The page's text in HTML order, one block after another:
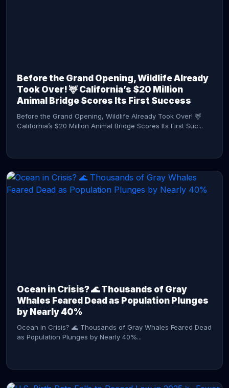
Before the Grand Opening, Wildlife Already
Took Over! 🦌 California’s $20 Million
Animal Bridge Scores Its First Success
Before the Grand Opening, Wildlife Already Took Over! 🦌
California’s $20 Million Animal Bridge Scores Its First Suc...
Ocean in Crisis? 🌊 Thousands of Gray
Whales Feared Dead as Population Plunges
by Nearly 40%
Ocean in Crisis? 🌊 Thousands of Gray Whales Feared Dead
as Population Plunges by Nearly 40%...